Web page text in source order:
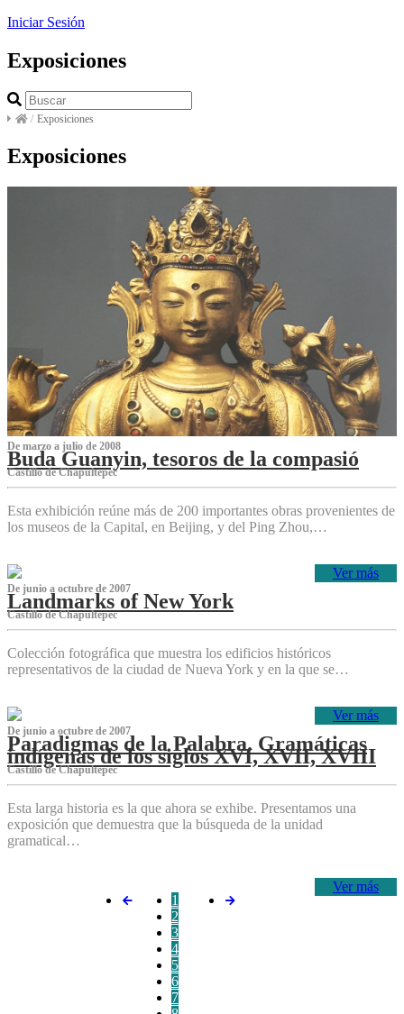
Iniciar Sesión
Exposiciones
/ Exposiciones
Exposiciones
De marzo a julio de 2008
Buda Guanyin, tesoros de la compasió
Castillo de Chapultepec
Esta exhibición reúne más de 200 importantes obras provenientes de
los museos de la Capital, en Beijing, y del Ping Zhou,…
Ver más
De junio a octubre de 2007
Landmarks of New York
Castillo de Chapultepec
Colección fotográfica que muestra los edificios históricos
representativos de la ciudad de Nueva York y en la que se…
Ver más
De junio a octubre de 2007
Paradigmas de la Palabra. Gramáticas
indígenas de los siglos XVI, XVII, XVIII
Castillo de Chapultepec
Esta larga historia es la que ahora se exhibe. Presentamos una
exposición que demuestra que la búsqueda de la unidad
gramatical…
Ver más
1
2
3
4
5
6
7